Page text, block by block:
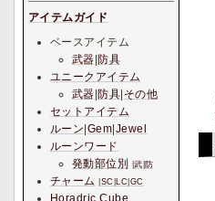
アイテムガイド
ベースアイテム
武器 防具
ユニークアイテム
武器 防具 その他
セットアイテム
ルーン Gem Jewel
ルーンワード
発動部位別
|武 防
チャーム SC LC GC